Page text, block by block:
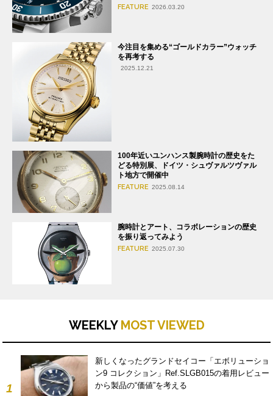
FEATURE 2026.03.20
今注目を集める“ゴールドカラー”ウォッチ
を再考する
2025.12.21
100年近いユンハンス製腕時計の歴史をた
どる特別展、ドイツ・シュヴァルツヴァル
ト地方で開催中
FEATURE 2025.08.14
腕時計とアート、コラボレーションの歴史
を振り返ってみよう
FEATURE 2025.07.30
WEEKLY MOST VIEWED
1
新しくなったグランドセイコー「エボリューショ
ン9 コレクション」Ref.SLGB015の着用レビュー
から製品の“価値”を考える